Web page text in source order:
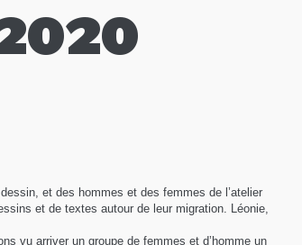
et des hommes et des femmes de l’atelier
et de textes autour de leur migration. Léonie,
vu arriver un groupe de femmes et d’homme un